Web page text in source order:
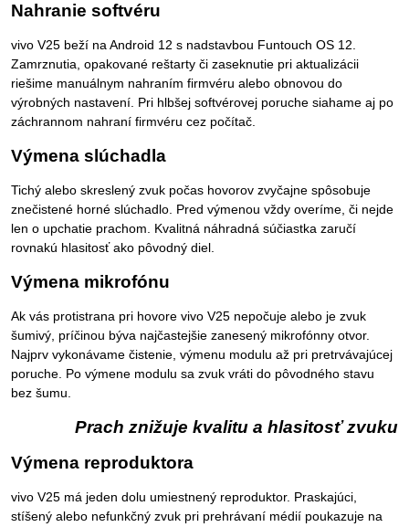
Nahranie softvéru
vivo V25 beží na Android 12 s nadstavbou Funtouch OS 12.
Zamrznutia, opakované reštarty či zaseknutie pri aktualizácii
riešime manuálnym nahraním firmvéru alebo obnovou do
výrobných nastavení. Pri hlbšej softvérovej poruche siahame aj po
záchrannom nahraní firmvéru cez počítač.
Výmena slúchadla
Tichý alebo skreslený zvuk počas hovorov zvyčajne spôsobuje
znečistené horné slúchadlo. Pred výmenou vždy overíme, či nejde
len o upchatie prachom. Kvalitná náhradná súčiastka zaručí
rovnakú hlasitosť ako pôvodný diel.
Výmena mikrofónu
Ak vás protistrana pri hovore vivo V25 nepočuje alebo je zvuk
šumivý, príčinou býva najčastejšie zanesený mikrofónny otvor.
Najprv vykonávame čistenie, výmenu modulu až pri pretrvávajúcej
poruche. Po výmene modulu sa zvuk vráti do pôvodného stavu
bez šumu.
Prach znižuje kvalitu a hlasitosť zvuku
Výmena reproduktora
vivo V25 má jeden dolu umiestnený reproduktor. Praskajúci,
stíšený alebo nefunkčný zvuk pri prehrávaní médií poukazuje na